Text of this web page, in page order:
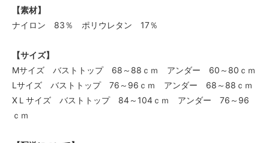
【素材】
ナイロン 83％ ポリウレタン 17％
【サイズ】
Mサイズ バストトップ 68～88ｃｍ アンダー 60～80ｃｍ
Lサイズ バストトップ 76～96ｃｍ アンダー 68～88ｃｍ
XＬサイズ バストトップ 84～104ｃｍ アンダー 76～96
ｃｍ